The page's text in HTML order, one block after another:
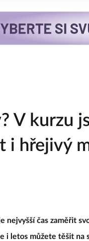
V kurzu
i hřejivý
nejvyšší čas zaměřit
i letos můžete těšit na